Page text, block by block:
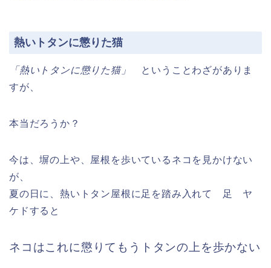
熱いトタンに懲りた猫
「熱いトタンに懲りた猫」
ということわざがありま
すが、
本当だろうか？
今は、塀の上や、屋根を歩いているネコを見かけない
が、
夏の日に、熱いトタン屋根に足を踏み入れて 足 ヤ
ケドすると
ネコはこれに懲りてもうトタンの上を歩かない